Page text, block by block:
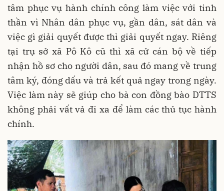
tâm phục vụ hành chính công làm việc với tinh
thần vì Nhân dân phục vụ, gần dân, sát dân và
việc gì giải quyết được thì giải quyết ngay. Riêng
tại trụ sở xã Pô Kô cũ thì xã cử cán bộ về tiếp
nhận hồ sơ cho người dân, sau đó mang về trung
tâm ký, đóng dấu và trả kết quả ngay trong ngày.
Việc làm này sẽ giúp cho bà con đồng bào DTTS
không phải vất vả đi xa để làm các thủ tục hành
chính.